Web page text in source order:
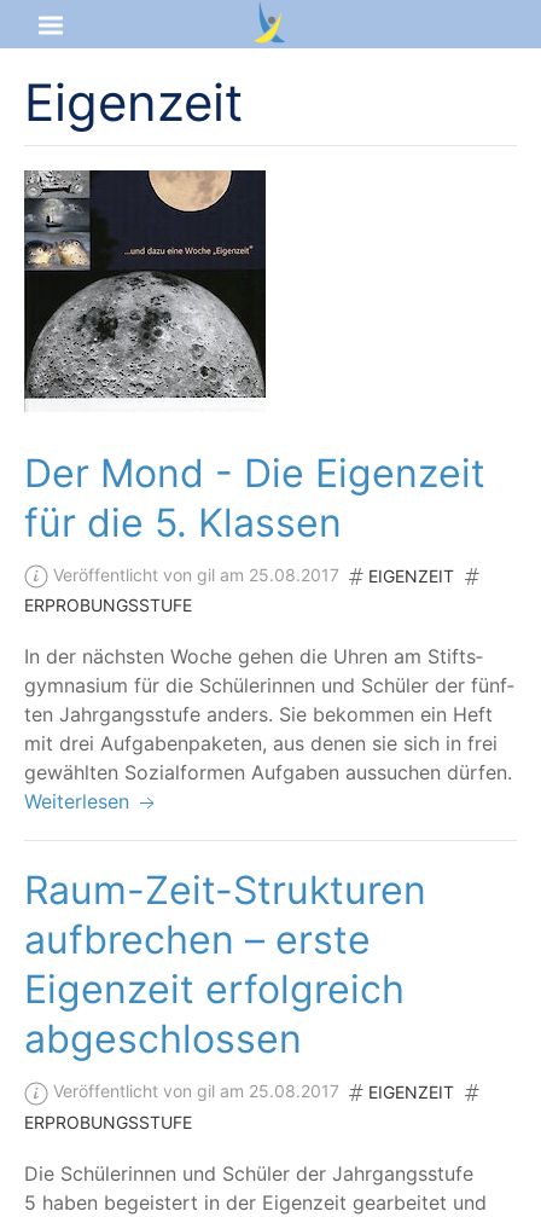
Startseite
Aktuelles
Das sind wir
Lernangebot
Service & Infos
Eigenzeit
Der Mond - Die Eigenzeit
für die 5. Klassen
Veröffentlicht von gil am 25.08.2017
EIGENZEIT
ERPROBUNGSSTUFE
In der nächs­ten Woche gehen die Uhren am Stifts­
gym­na­si­um für die Schü­le­rin­nen und Schü­ler der fünf­
ten Jahr­gangs­stu­fe anders. Sie bekom­men ein Heft
mit drei Auf­ga­ben­pa­ke­ten, aus denen sie sich in frei
gewähl­ten Sozi­al­for­men Auf­ga­ben aus­su­chen dürfen.
Weiterlesen
Raum-Zeit-Strukturen
aufbrechen – erste
Eigenzeit erfolgreich
abgeschlossen
Veröffentlicht von gil am 25.08.2017
EIGENZEIT
ERPROBUNGSSTUFE
Die Schü­le­rin­nen und Schü­ler der Jahr­gangs­stu­fe
5 haben begeis­tert in der Eigen­zeit gear­bei­tet und